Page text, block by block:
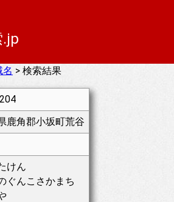
名 > 検索結果
鹿角郡小坂町荒谷
けん
ぐんこさかまち